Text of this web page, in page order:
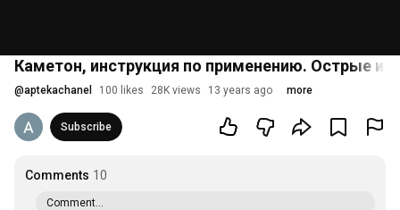
Каметон, инструкция по применению. Острые и
@aptekachanel 100 likes 28K views 13 years ago more
Subscribe
Comments 10
Comment...